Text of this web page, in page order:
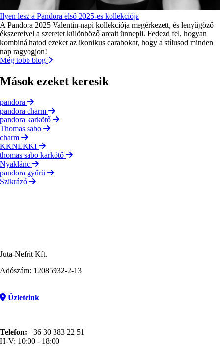
Ilyen lesz a Pandora első 2025-es kollekciója
A Pandora 2025 Valentin-napi kollekciója megérkezett, és lenyűgöző
ékszereivel a szeretet különböző arcait ünnepli. Fedezd fel, hogyan
kombinálhatod ezeket az ikonikus darabokat, hogy a stílusod minden
nap ragyogjon!
Még több blog
Mások ezeket keresik
pandora
pandora charm
pandora karkötő
Thomas sabo
charm
KKNEKKI
thomas sabo karkötő
Nyaklánc
pandora gyűrű
Szikrázó
Juta-Nefrit Kft.
Adószám: 12085932-2-13
Üzleteink
Telefon: +36 30 383 22 51
H-V: 10:00 - 18:00